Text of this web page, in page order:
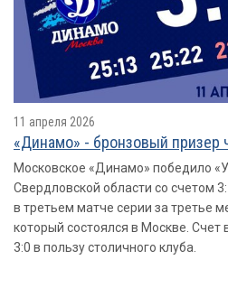
11 апреля 2026
«Динамо» - бронзовый призер
Московское «Динамо» победило
Свердловской области со счетом
в третьем матче серии за третье
который состоялся в Москве. Счет
3:0 в пользу столичного клуба.